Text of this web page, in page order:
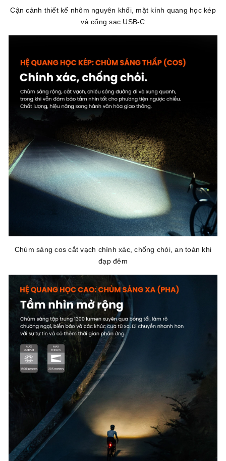
Cận cảnh thiết kế nhôm nguyên khối, mặt kính quang học kép
và cổng sạc USB-C
Chùm sáng cos cắt vạch chính xác, chống chói, an toàn khi
đạp đêm